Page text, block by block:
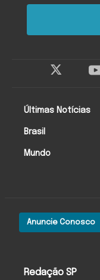
Redação SP
Anuncie Conosco
Últimas Notícias
Brasil
Mundo